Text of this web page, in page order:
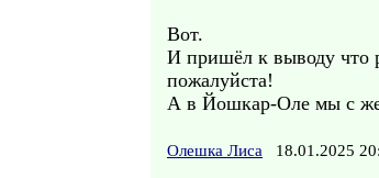
Вот.
И пришёл к выводу что
пожалуйста!
А в Йошкар-Оле мы с
Олешка Лиса 18.01.2025